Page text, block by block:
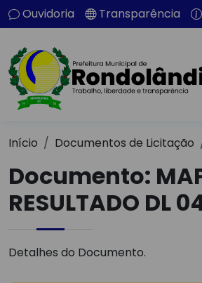
Ouvidoria Transparência
Início Documentos de Licitação
Documento:
RESULTADO DL
Detalhes do Documento.